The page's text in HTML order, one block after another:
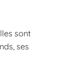
sont
ses